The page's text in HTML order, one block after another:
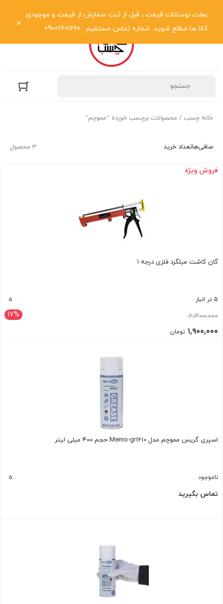
بعلت نوسانات قیمت ، قبل از ثبت سفارش از قیمت و موجودی
کالا ها مطلع شوید. شماره تماس مستقیم : 09001701660
خانه چسب / محصولات برچسب خورده “مموچم”
3 محصول صافی‌هاتعداد خرید
فروش ویژه
گان کاشت میلگرد فلزی درجه ۱
5 در انبار 5
17% ۲,۳۰۰,۰۰۰قیمت
اصلی: ۱,۹۰۰,۰۰۰ تومان
اسپری گریس مموچم مدل Memo-gr1610 حجم ۴۰۰ میلی لیتر
ناموجود 5
تماس بگیرید